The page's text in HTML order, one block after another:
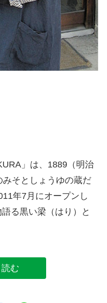
」は、1889（明治
そとしょうゆの蔵だ
年7月にオープンし
る黒い梁（はり）と
む